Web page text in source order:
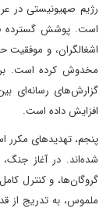
رژیم صهیونیستی در
است. پوشش گسترده
اشغالگران، و
مخدوش کرده است.
گزارش‌های رسانه‌ای
افزایش داده است.
پنجم، تهدیدهای مکرر
شده‌اند. در آغاز
گروگان‌ها، و کنترل
ملموس، به تدریج از